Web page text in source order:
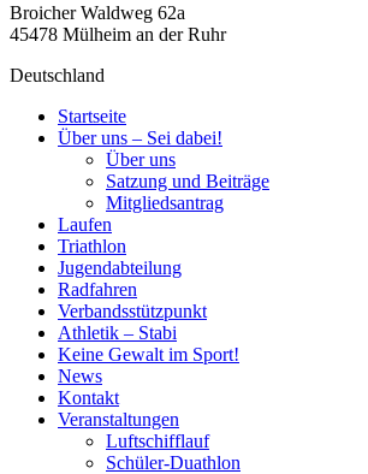
Broicher Waldweg 62a
45478 Mülheim an der Ruhr
Deutschland
Startseite
Über uns – Sei dabei!
Über uns
Satzung und Beiträge
Mitgliedsantrag
Laufen
Triathlon
Jugendabteilung
Radfahren
Verbandsstützpunkt
Athletik – Stabi
Keine Gewalt im Sport!
News
Kontakt
Veranstaltungen
Luftschifflauf
Schüler-Duathlon